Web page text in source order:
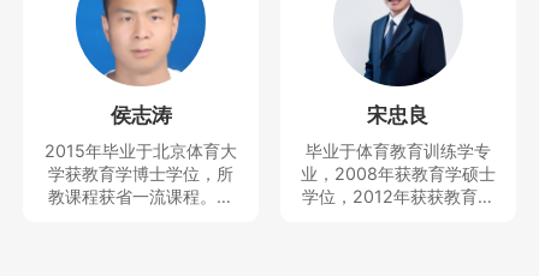
书长、全国学校体育联盟
（教学改革）首席专家等
职务，近5年培养跳绳世界
冠军5人，全国冠军40多
人，主持并完成国家社科
基金青年项目、国家体育
总局决策咨询研究一般项
目、民政部民政政策理论
研究项目、教育部产学合
部重大专项1项和省部级项
目4项，发表SSCI、CSSC
I、SCI等论文10余篇。
侯志涛
2015年毕业于北京体育大
学获教育学博士学位，所
教课程获省一流课程。现
宋忠良
毕业于体育教育训练学专
业，2008年获教育学硕士
学位，2012年获获教育学